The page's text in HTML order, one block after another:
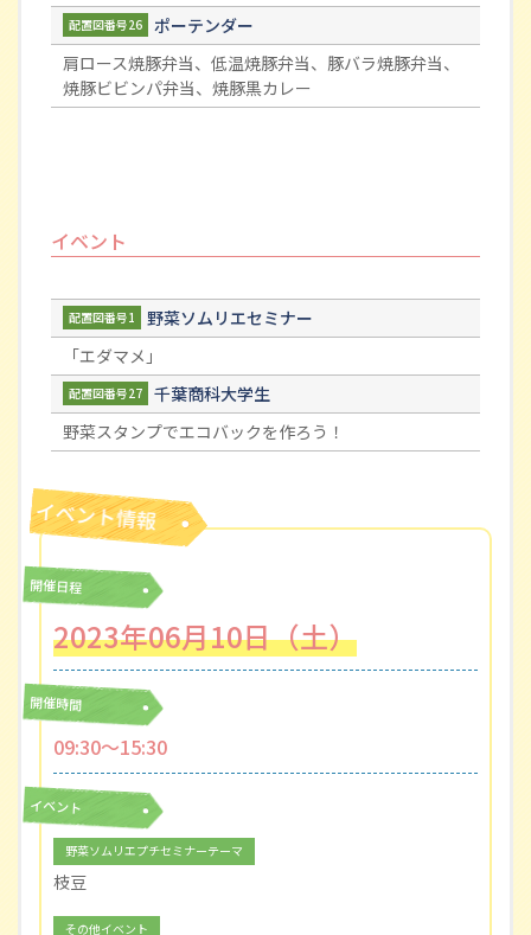
配置図番号26
ポーテンダー
肩ロース焼豚弁当、低温焼豚弁当、豚バラ焼豚弁当、
焼豚ビビンパ弁当、焼豚黒カレー
イベント
配置図番号1
野菜ソムリエセミナー
「エダマメ」
配置図番号27
千葉商科大学生
野菜スタンプでエコバックを作ろう！
開催日程
2023年06月10日（土）
開催時間
09:30〜15:30
イベント
野菜ソムリエプチセミナーテーマ
枝豆
その他イベント